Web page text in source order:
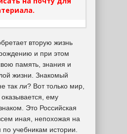
вторую жизнь
и при этом
память, знания и
жизни. Знакомый
так ли? Вот только мир,
ему
Это Российская
иная, непохожая на
учебникам истории.